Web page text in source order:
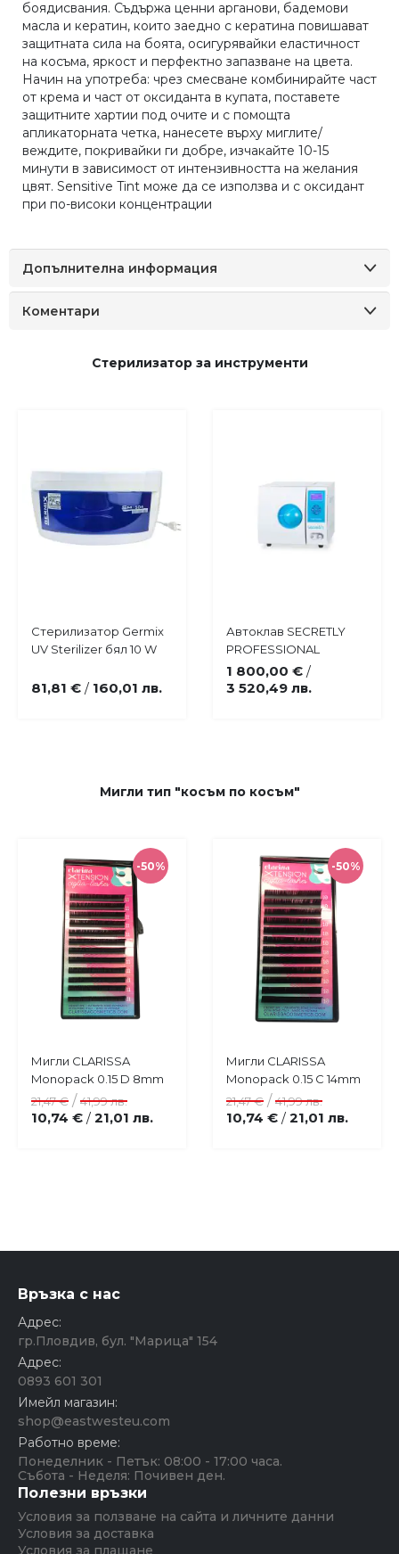
боядисвания. Съдържа ценни арганови, бадемови
масла и кератин, които заедно с кератина повишават
защитната сила на боята, осигурявайки еластичност
на косъма, яркост и перфектно запазване на цвета.
Начин на употреба: чрез смесване комбинирайте част
от крема и част от оксиданта в купата, поставете
защитните хартии под очите и с помощта
апликаторната четка, нанесете върху миглите/
веждите, покривайки ги добре, изчакайте 10-15
минути в зависимост от интензивността на желания
цвят. Sensitive Tint може да се използва и с оксидант
при по-високи концентрации
Допълнителна информация
Коментари
Стерилизатор за инструменти
Добави
в
Купи
Стерилизатор Germix
UV Sterilizer бял 10 W
81,81 € / 160,01 лв.
в
Купи
Автоклав SECRETLY
PROFESSIONAL
1 800,00 € /
3 520,49 лв.
Мигли тип "косъм по косъм"
-50%
Добави
в
любими
Купи
Мигли CLARISSA
Monopack 0.15 D 8mm
10,74 € / 21,01 лв.
21,47 € /41,99 лв.
-50%
Добави
в
любими
Купи
Мигли CLARISSA
Monopack 0.15 C 14mm
10,74 € / 21,01 лв.
21,47 € /41,99 лв.
Връзка с нас
Адрес:
гр.Пловдив, бул. "Марица" 154
Адрес:
0893 601 301
Имейл магазин:
shop@eastwesteu.com
Работно време:
Понеделник - Петък: 08:00 - 17:00 часа.
Събота - Неделя: Почивен ден.
Полезни връзки
Условия за ползване на сайта и личните данни
Условия за доставка
Условия за плащане